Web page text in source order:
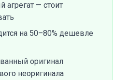
агрегат — стоит
на 50–80% дешевле
оригинал
неоригинала